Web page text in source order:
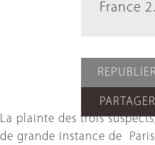
France 2.
REPUBLIER
PARTAGER
La plainte des trois
de grande instance de